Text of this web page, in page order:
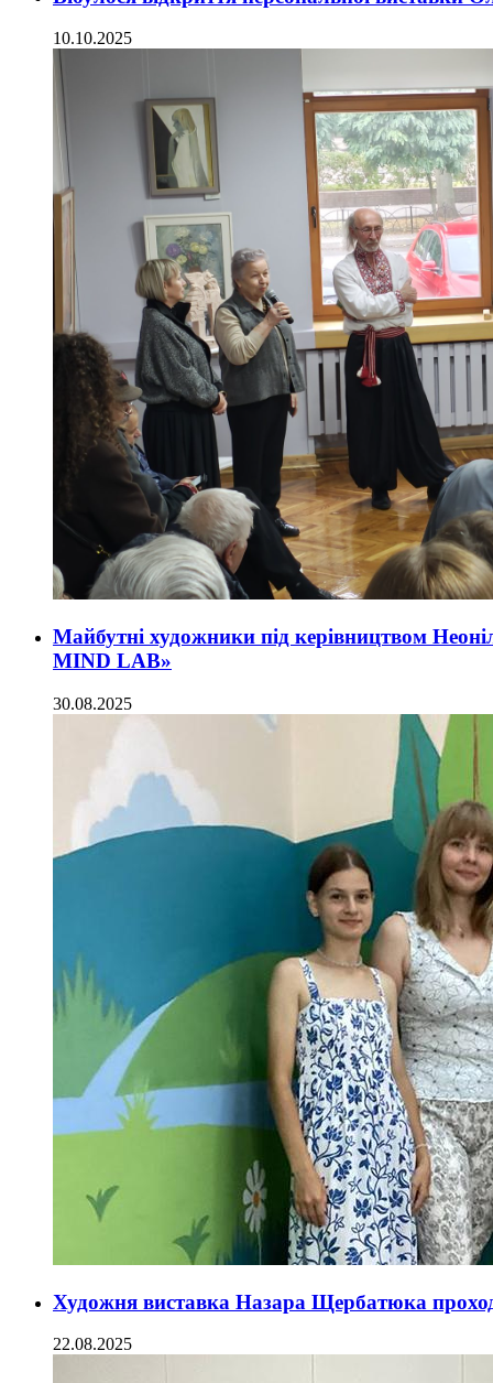
10.10.2025
Майбутні художники під керівництвом
MIND LAB»
30.08.2025
Художня виставка Назара Щербатюка
22.08.2025